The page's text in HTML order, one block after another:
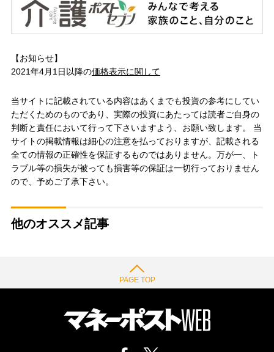
【お知らせ】
2021年4月1日以降の価格表示に関して
当サイトに記載されている内容はあくまでも投資の参考にしてい
ただくためのものであり、実際の投資にあたっては読者ご自身の
判断と責任において行って下さいますよう、お願い致します。 当
サイトの掲載情報は細心の注意を払っておりますが、記載される
全ての情報の正確性を保証するものではありません。万が一、ト
ラブル等の損失が被っても損害等の保証は一切行っておりません
ので、予めご了承下さい。
他のオススメ記事
PAGE TOP